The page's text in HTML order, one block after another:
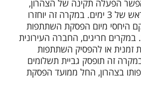
הפעלה תקינה של הצהרון,
לאחר מתן הודעה מראש של 3 ימים. במקרה זה יוחזרו
היחסי מיום הפסקת השתתפות
במקרים חריגים, החברה העירונית
זמנית או להפסיק השתתפות
זה תופסק גביית תשלומים
בצהרון, החל ממועד הפסקת